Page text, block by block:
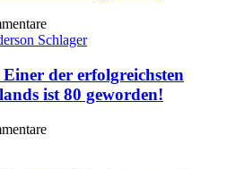
der erfolgreichsten
ist 80 geworden!